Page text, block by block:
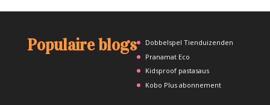
Populaire blogs
Dobbelspel Tienduizenden
Pranamat Eco
Kidsproof pastasaus
Kobo Plus abonnement